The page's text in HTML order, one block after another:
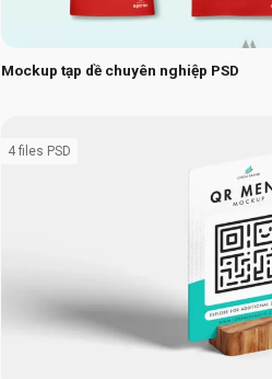
Mockup tạp dề chuyên nghiệp PSD
4 files PSD